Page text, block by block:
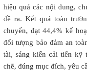
hiệu quả các nội dung,
đề ra. Kết quả toàn
chuyến, đạt 44,4% kế
đối tượng bảo đảm an
tài, sáng kiến cải tiến kỹ
chẽ, đúng mục đích, yêu